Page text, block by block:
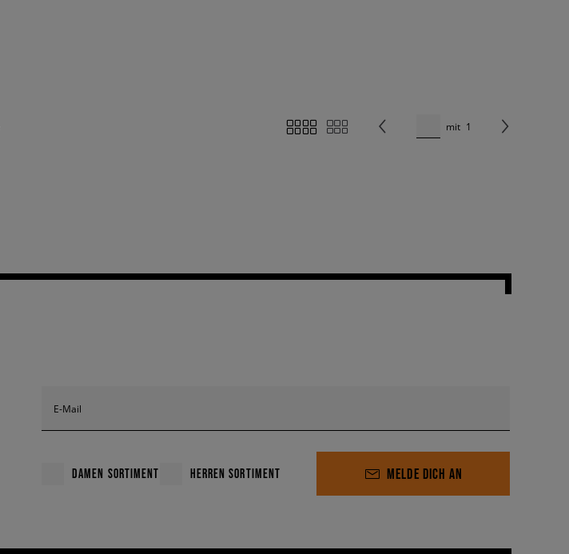
mit 1
E-Mail
DAMEN SORTIMENT HERREN SORTIMENT MELDE DICH AN